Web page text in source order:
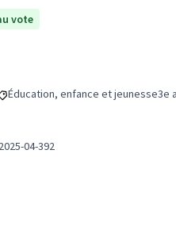
vote
Filtrer les résultats de la catégorie
Éducation, enfance et jeunesse3e
04-392